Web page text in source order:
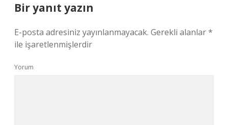
Bir yanıt yazın
E-posta adresiniz yayınlanmayacak. Gerekli alanlar*
ile işaretlenmişlerdir
Yorum